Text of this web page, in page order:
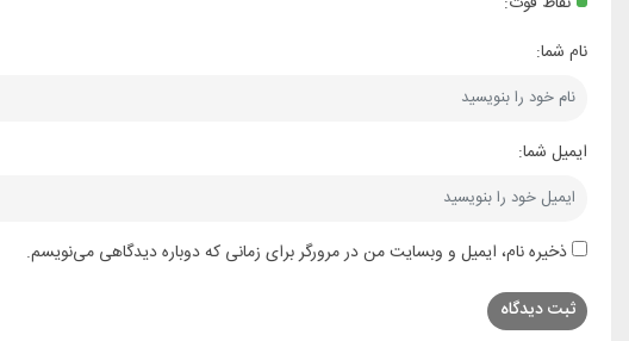
نام شما:
ایمیل شما:
ذخیره نام، ایمیل و وبسایت من در مرورگر برای زمانی که دوباره دیدگاهی می‌نویسم.